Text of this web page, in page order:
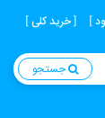
خرید کلی